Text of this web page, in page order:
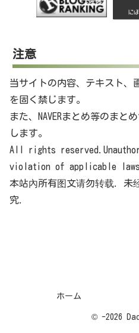
注意
当サイトの内容、テキスト、
を固く禁じます。
また、NAVERまとめ等のまと
します。
All rights
violation of applicable
本站內所有图文请勿转载. 未
究.
ホーム
© -2026